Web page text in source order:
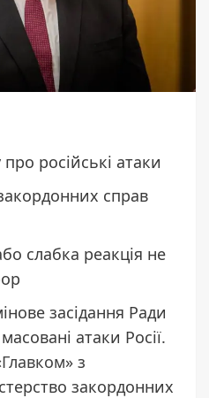
російські атаки
справ
слабка реакція не
засідання Ради
атаки Росії.
Главком» з
закордонних